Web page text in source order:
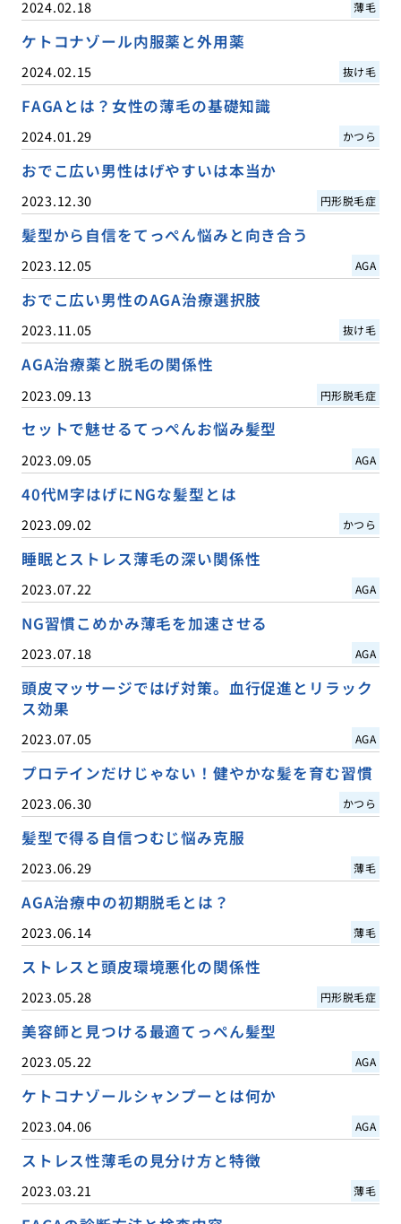
2024.02.18 薄毛
ケトコナゾール内服薬と外用薬
2024.02.15 抜け毛
FAGAとは？女性の薄毛の基礎知識
2024.01.29 かつら
おでこ広い男性はげやすいは本当か
2023.12.30 円形脱毛症
髪型から自信をてっぺん悩みと向き合う
2023.12.05 AGA
おでこ広い男性のAGA治療選択肢
2023.11.05 抜け毛
AGA治療薬と脱毛の関係性
2023.09.13 円形脱毛症
セットで魅せるてっぺんお悩み髪型
2023.09.05 AGA
40代M字はげにNGな髪型とは
2023.09.02 かつら
睡眠とストレス薄毛の深い関係性
2023.07.22 AGA
NG習慣こめかみ薄毛を加速させる
2023.07.18 AGA
頭皮マッサージではげ対策。血行促進とリラック
ス効果
2023.07.05 AGA
プロテインだけじゃない！健やかな髪を育む習慣
2023.06.30 かつら
髪型で得る自信つむじ悩み克服
2023.06.29 薄毛
AGA治療中の初期脱毛とは？
2023.06.14 薄毛
ストレスと頭皮環境悪化の関係性
2023.05.28 円形脱毛症
美容師と見つける最適てっぺん髪型
2023.05.22 AGA
ケトコナゾールシャンプーとは何か
2023.04.06 AGA
ストレス性薄毛の見分け方と特徴
2023.03.21 薄毛